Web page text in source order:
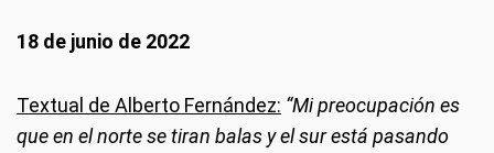
18 de junio de 2022
Textual de Alberto Fernández: “Mi preocupación es
que en el norte se tiran balas y el sur está pasando